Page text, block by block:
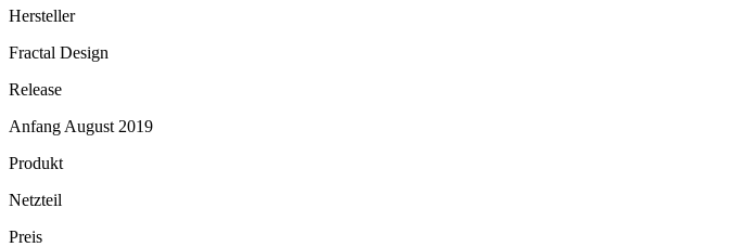
Hersteller
Fractal Design
Release
Anfang August 2019
Produkt
Netzteil
Preis